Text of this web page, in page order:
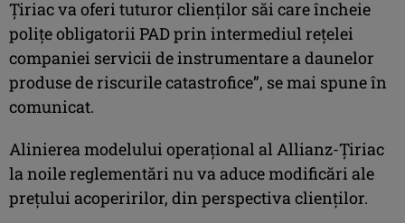
Ţiriac va oferi tuturor clienţilor săi care încheie
poliţe obligatorii PAD prin intermediul reţelei
companiei servicii de instrumentare a daunelor
produse de riscurile catastrofice”, se mai spune în
comunicat.
Alinierea modelului operaţional al Allianz-Ţiriac
la noile reglementări nu va aduce modificări ale
preţului acoperirilor, din perspectiva clienţilor.